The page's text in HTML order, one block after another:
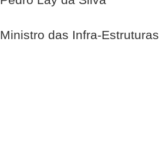
Ministro das Infra-Estruturas